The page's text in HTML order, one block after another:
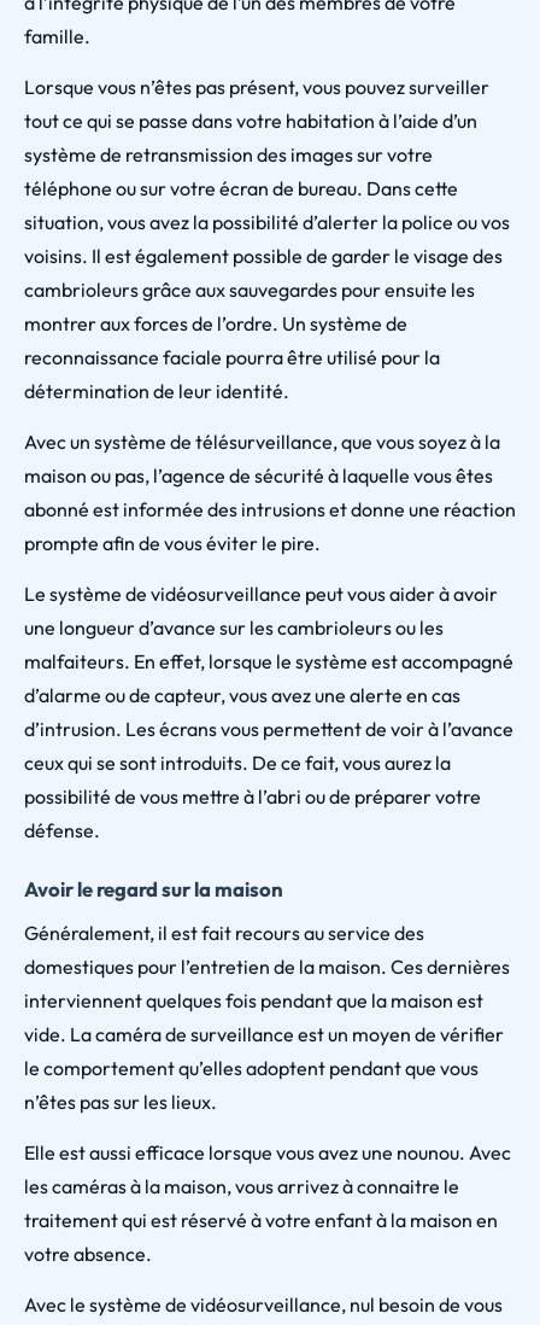
famille.
Lorsque vous n’êtes pas présent, vous pouvez surveiller
tout ce qui se passe dans votre habitation à l’aide d’un
système de retransmission des images sur votre
téléphone ou sur votre écran de bureau. Dans cette
situation, vous avez la possibilité d’alerter la police ou vos
voisins. Il est également possible de garder le visage des
cambrioleurs grâce aux sauvegardes pour ensuite les
montrer aux forces de l’ordre. Un système de
reconnaissance faciale pourra être utilisé pour la
détermination de leur identité.
Avec un système de télésurveillance, que vous soyez à la
maison ou pas, l’agence de sécurité à laquelle vous êtes
abonné est informée des intrusions et donne une réaction
prompte afin de vous éviter le pire.
Le système de vidéosurveillance peut vous aider à avoir
une longueur d’avance sur les cambrioleurs ou les
malfaiteurs. En effet, lorsque le système est accompagné
d’alarme ou de capteur, vous avez une alerte en cas
d’intrusion. Les écrans vous permettent de voir à l’avance
ceux qui se sont introduits. De ce fait, vous aurez la
possibilité de vous mettre à l’abri ou de préparer votre
défense.
Avoir le regard sur la maison
Généralement, il est fait recours au service des
domestiques pour l’entretien de la maison. Ces dernières
interviennent quelques fois pendant que la maison est
vide. La caméra de surveillance est un moyen de vérifier
le comportement qu’elles adoptent pendant que vous
n’êtes pas sur les lieux.
Elle est aussi efficace lorsque vous avez une nounou. Avec
les caméras à la maison, vous arrivez à connaitre le
traitement qui est réservé à votre enfant à la maison en
votre absence.
Avec le système de vidéosurveillance, nul besoin de vous